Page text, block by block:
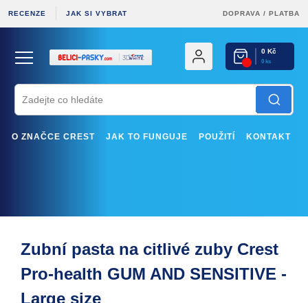
RECENZE JAK SI VYBRAT DOPRAVA / PLATBA
0 Kč
0 ks
O ZNAČCE CREST JAK TO FUNGUJE POUŽITÍ KONTAKT
Zubní pasta na citlivé zuby Crest
Pro-health GUM AND SENSITIVE -
Large size